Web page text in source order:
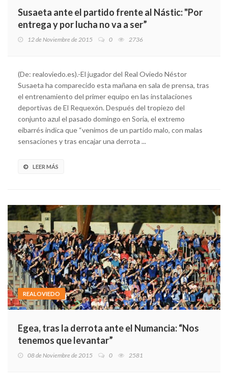
Susaeta ante el partido frente al Nástic: "Por
entrega y por lucha no va a ser”
12 de Noviembre de 2015 0 2736
(De: realoviedo.es).-El jugador del Real Oviedo Néstor
Susaeta ha comparecido esta mañana en sala de prensa, tras
el entrenamiento del primer equipo en las instalaciones
deportivas de El Requexón. Después del tropiezo del
conjunto azul el pasado domingo en Soria, el extremo
eibarrés indica que “venimos de un partido malo, con malas
sensaciones y tras encajar una derrota ...
LEER MÁS
REALOVIEDO
Egea, tras la derrota ante el Numancia: “Nos
tenemos que levantar”
08 de Noviembre de 2015 0 2581